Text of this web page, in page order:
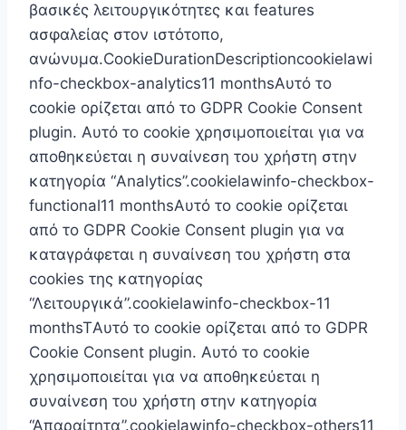
βασικές λειτουργικότητες και features
ασφαλείας στον ιστότοπο,
ανώνυμα.CookieDurationDescriptioncookielawi
nfo-checkbox-analytics11 monthsΑυτό το
cookie ορίζεται από το GDPR Cookie Consent
plugin. Αυτό το cookie χρησιμοποιείται για να
αποθηκεύεται η συναίνεση του χρήστη στην
κατηγορία “Analytics”.cookielawinfo-checkbox-
functional11 monthsΑυτό το cookie ορίζεται
από το GDPR Cookie Consent plugin για να
καταγράφεται η συναίνεση του χρήστη στα
cookies της κατηγορίας
“Λειτουργικά”.cookielawinfo-checkbox-11
monthsTΑυτό το cookie ορίζεται από το GDPR
Cookie Consent plugin. Αυτό το cookie
χρησιμοποιείται για να αποθηκεύεται η
συναίνεση του χρήστη στην κατηγορία
“Απαραίτητα”.cookielawinfo-checkbox-others11